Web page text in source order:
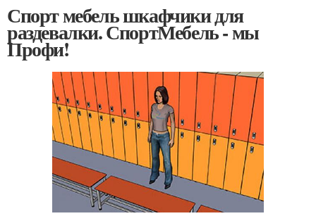
Спорт мебель шкафчики для
раздевалки. СпортМебель - мы
Профи!